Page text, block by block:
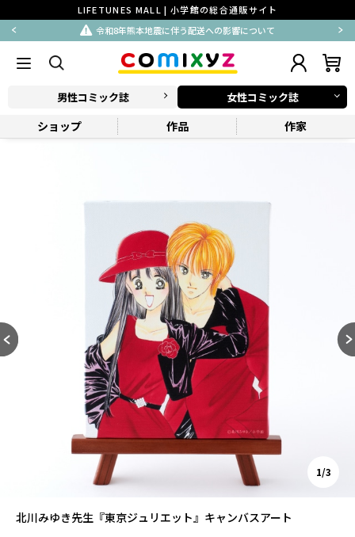
LIFETUNES MALL | 小学館の総合通販サイト
令和8年熊本地震に伴う配送への影響について
男性コミック誌 女性コミック誌
ショップ 作品 作家
北川みゆき先生『東京ジュリエット』キャンバスアート
1/3